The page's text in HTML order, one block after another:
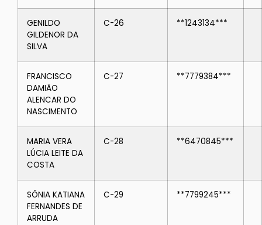
GENILDO
GILDENOR DA
SILVA
C-26 **1243134***
FRANCISCO
DAMIÃO
ALENCAR DO
NASCIMENTO
C-27 **7779384***
MARIA VERA
LÚCIA LEITE DA
COSTA
C-28 **6470845***
SÔNIA KATIANA
FERNANDES DE
ARRUDA
C-29 **7799245***